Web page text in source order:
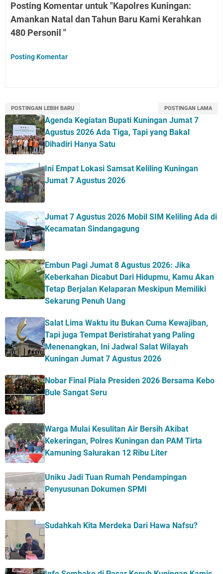
Posting Komentar untuk "Kapolres Kuningan:
Amankan Natal dan Tahun Baru Kami Kerahkan
480 Personil "
Posting Komentar
POSTINGAN LEBIH BARU POSTINGAN LAMA
Agenda Kegiatan Bupati Kuningan Jumat 7
Agustus 2026 Ada Tiga, Tapi yang Bakal
Dihadiri Hanya Satu
Ini Empat Lokasi Samsat Keliling Kuningan
Jumat 7 Agustus 2026
Jumat 7 Agustus 2026 Mobil SIM Keliling Ada di
Kecamatan Sindangagung
Embun Pagi Jumat 8 Agustus 2026: Jika
Keberkahan Dicabut Dari Hidupmu, Kamu Akan
Tetap Berjalan Kelaparan Meskipun Memiliki
Sekarung Penuh Uang
Salat Lima Waktu itu Bukan Cuma Kewajiban,
Tapi juga Tempat Beristirahat yang Paling
Menenangkan, Ini Jadwal Salat Wilayah
Kuningan Jumat 7 Agustus 2026
Nobar Final Piala Presiden 2026 Bersama Kebo
Bule Sangat Seru
Warga Mulai Kesulitan Air Bersih Akibat
Kekeringan, Polres Kuningan dan PAM Tirta
Kamuning Salurakan 12 Ribu Liter
Uniku Jadi Tuan Rumah Pendampingan
Penyusunan Dokumen SPMI
Sudahkah Kita Merdeka Dari Hawa Nafsu?